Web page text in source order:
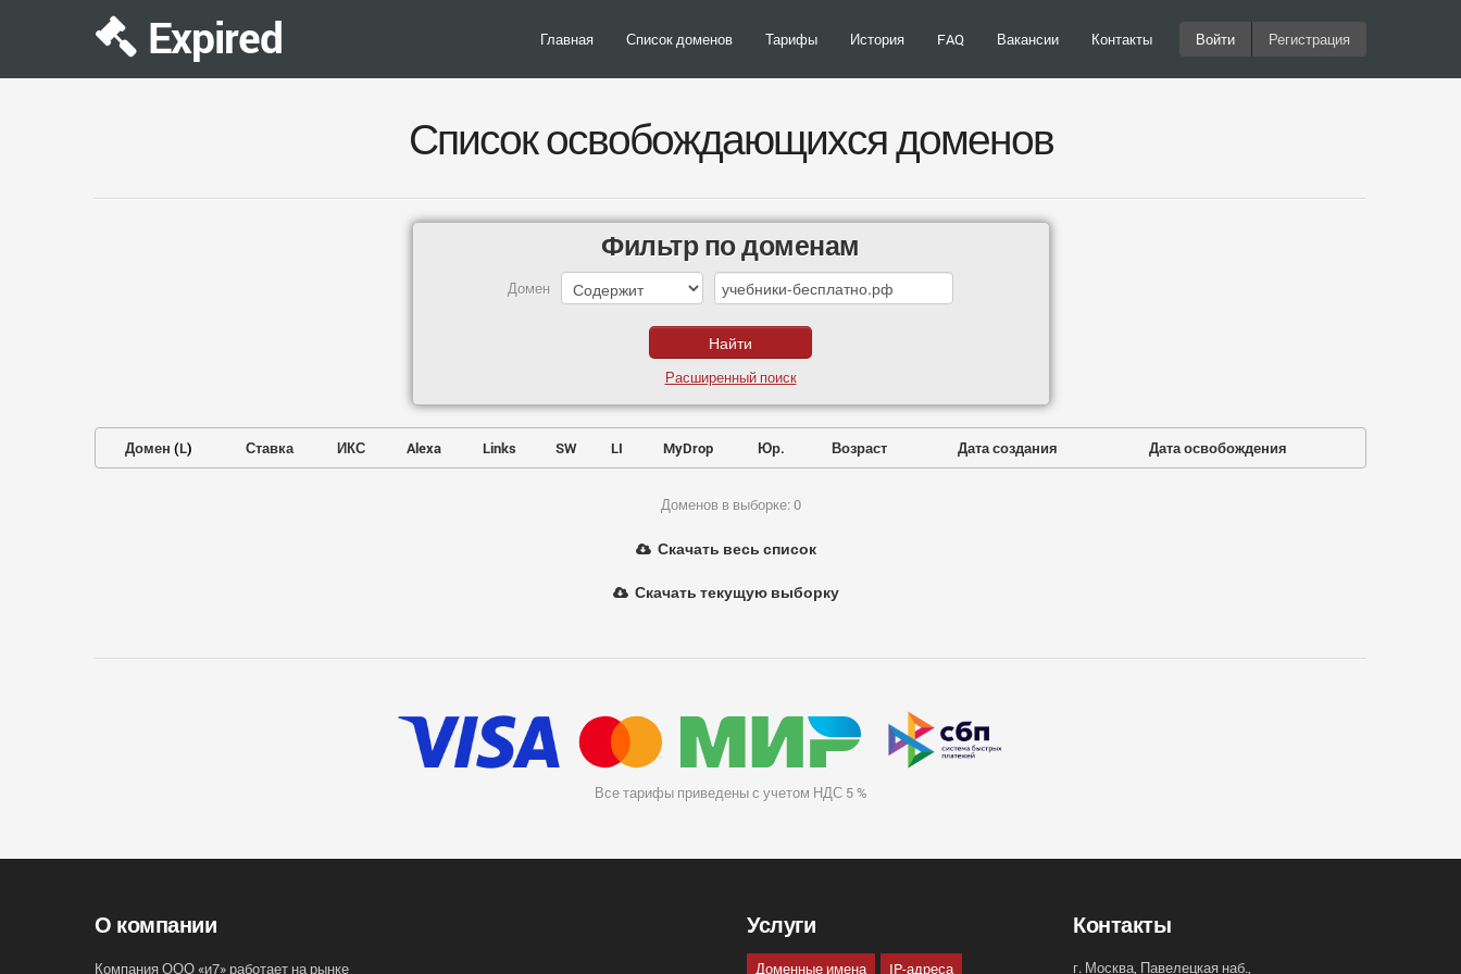
Expired Главная Список доменов Тарифы История FAQ Вакансии Контакты Войти Регистрация
Список освобождающихся доменов
Фильтр по доменам
Домен
Расширенный поиск
Домен (L) Ставка ИКС Alexa Links SW LI MyDrop Юр. Возраст Дата создания Дата освобождения
Доменов в выборке: 0
Скачать весь список
Скачать текущую выборку
Все тарифы приведены с учетом НДС 5 %
О компании
Компания ООО «и7» работает на рынке
Услуги
Доменные имена IP-адреса
Контакты
г. Москва, Павелецкая наб.,